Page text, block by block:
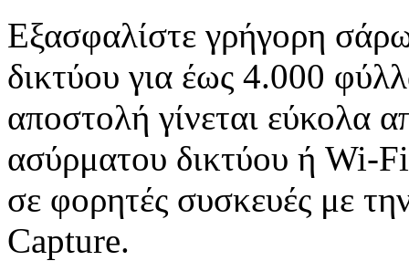
Εξασφαλίστε γρήγορη
δικτύου για έως 4.000
αποστολή γίνεται εύκολα
ασύρματου δικτύου ή Wi-
σε φορητές συσκευές με
Capture.